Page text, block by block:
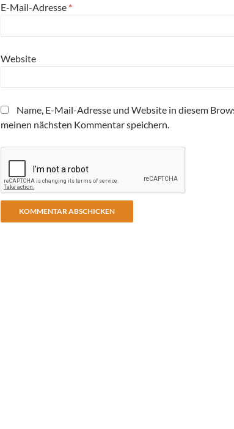
E-Mail-Adresse *
Website
Name, E-Mail-Adresse und Website in diesem
meinen nächsten Kommentar speichern.